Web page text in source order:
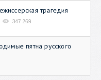
трагедия
347 269
пятна русского